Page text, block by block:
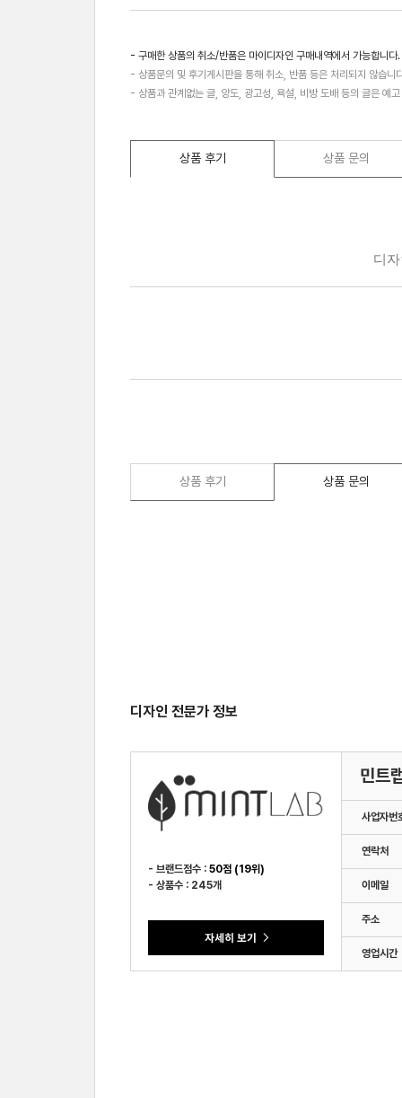
- 구매한 상품의 취소/반품은 마이디자인 구매내역에서 가능합니다.
- 상품문의 및 후기게시판을 통해 취소, 반품 등은 처리되지 않습니
- 상품과 관계없는 글, 양도, 광고성, 욕설, 비방 도배 등의 글은 예
상품 후기 상품 문의
상품 후기 상품 문의
디자인 전문가 정보
- 브랜드점수 : 50점 (19위)
- 상품수 : 245개
민트
사업자번
연락처
이메일
주소
영업시간